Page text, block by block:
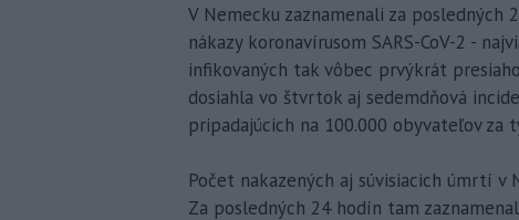
V Nemecku zaznamenali za
nákazy koronavírusom SARS-CoV-2 -
infikovaných tak vôbec prvýkrát
dosiahla vo štvrtok aj sedemdňová
pripadajúcich na 100.000 obyvateľov za
Počet nakazených aj súvisiacich úmrtí
Za posledných 24 hodín tam